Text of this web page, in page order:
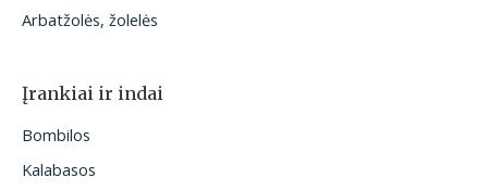
Arbatžolės, žolelės
Įrankiai ir indai
Bombilos
Kalabasos